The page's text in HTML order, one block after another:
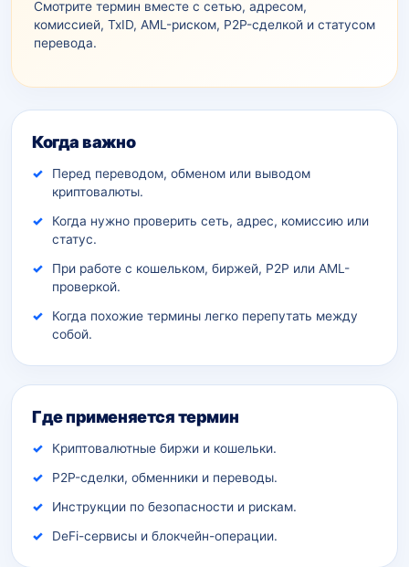
Смотрите термин вместе с сетью, адресом,
комиссией, TxID, AML-рискoм, P2P-сделкой и статусом
перевода.
Дополнительный контекст
Когда важно
Перед переводом, обменом или выводом
криптовалюты.
Когда нужно проверить сеть, адрес, комиссию или
статус.
При работе с кошельком, биржей, P2P или AML-
проверкой.
Когда похожие термины легко перепутать между
собой.
Где применяется термин
Криптовалютные биржи и кошельки.
P2P-сделки, обменники и переводы.
Инструкции по безопасности и рискам.
DeFi-сервисы и блокчейн-операции.